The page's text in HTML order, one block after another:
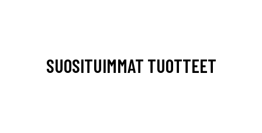
SUOSITUIMMAT TUOTTEET